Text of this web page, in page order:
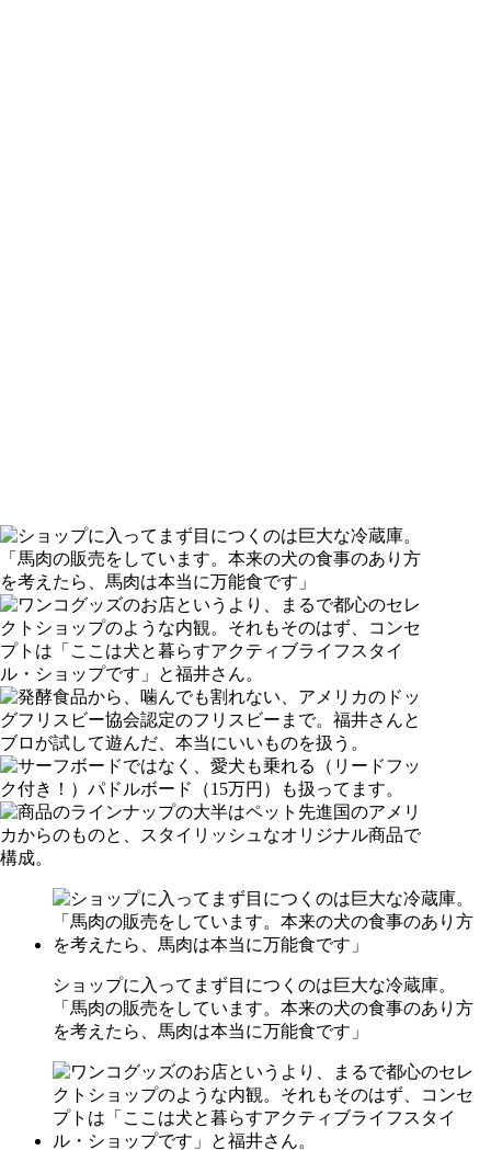
ショップに入ってまず目につくのは巨大な冷蔵庫。
「馬肉の販売をしています。本来の犬の食事のあり方
を考えたら、馬肉は本当に万能食です」